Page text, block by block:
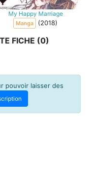
My Happy Marriage
Manga (2018)
FICHE (0)
pouvoir laisser des